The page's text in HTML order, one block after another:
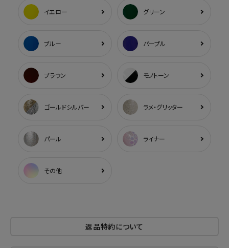
イエロー グリーン
ブルー パープル
ブラウン モノトーン
ゴールドシルバー ラメ・グリッター
パール ライナー
その他
返品特約について